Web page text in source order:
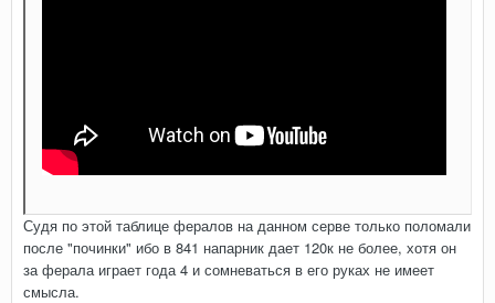
Судя по этой таблице фералов на данном серве только поломали
после "починки" ибо в 841 напарник дает 120к не более, хотя он
за ферала играет года 4 и сомневаться в его руках не имеет
смысла.